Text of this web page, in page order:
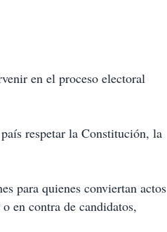
en el proceso electoral
respetar la Constitución, la
para quienes conviertan actos
en contra de candidatos,